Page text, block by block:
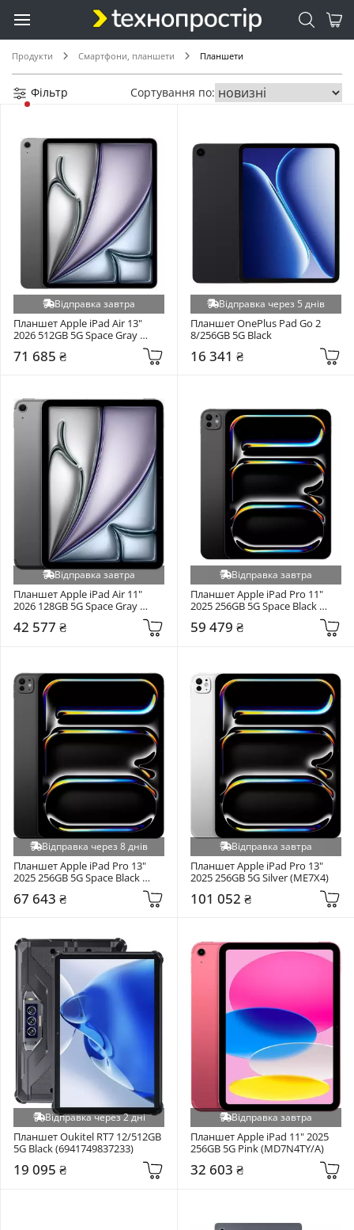
Продукти Смартфони, планшети Планшети
Фільтр Сортування по:
Відправка завтра
Планшет Apple iPad Air 13"
2026 512GB 5G Space Gray
71 685 ₴
Відправка через 5 днів
Планшет OnePlus Pad Go 2
8/256GB 5G Black
16 341 ₴
Відправка завтра
Планшет Apple iPad Air 11"
2026 128GB 5G Space Gray
42 577 ₴
Відправка завтра
Планшет Apple iPad Pro 11"
2025 256GB 5G Space Black
59 479 ₴
Відправка через 8 днів
Планшет Apple iPad Pro 13"
2025 256GB 5G Space Black
67 643 ₴
Відправка завтра
Планшет Apple iPad Pro 13"
2025 256GB 5G Silver (ME7X4)
101 052 ₴
Відправка через 2 дні
Планшет Oukitel RT7 12/512GB
5G Black (6941749837233)
19 095 ₴
Відправка завтра
Планшет Apple iPad 11" 2025
256GB 5G Pink (MD7N4TY/A)
32 603 ₴